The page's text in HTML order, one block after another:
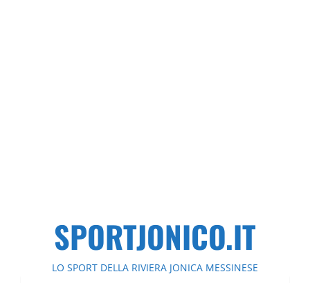
SPORTJONICO.IT
LO SPORT DELLA RIVIERA JONICA MESSINESE